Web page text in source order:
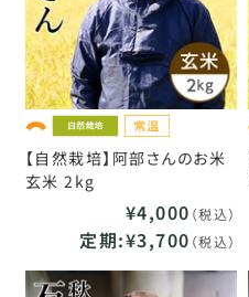
【自然栽培】阿部さんのお米
玄米 2kg
¥4,000 （税込）
定期:¥3,700 （税込）